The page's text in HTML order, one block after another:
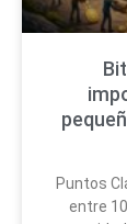
Puntos
entre